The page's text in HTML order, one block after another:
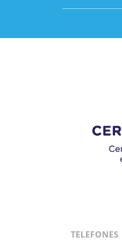
TELEFONES